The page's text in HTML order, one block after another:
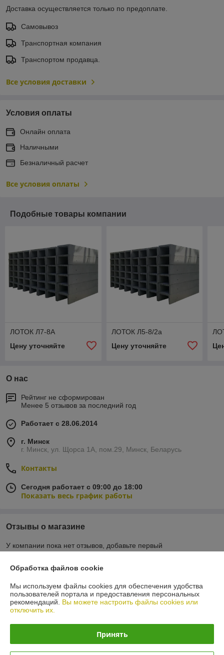
Доставка осуществляется только по предоплате.
Самовывоз
Транспортная компания
Транспортом продавца.
Все условия доставки
Условия оплаты
Онлайн оплата
Наличными
Безналичный расчет
Все условия оплаты
Подобные товары компании
ЛОТОК Л7-8А
Цену уточняйте
ЛОТОК Л5-8/2а
Цену уточняйте
О нас
Рейтинг не сформирован
Менее 5 отзывов за последний год
Работает с 28.06.2014
г. Минск
г. Минск, ул. Щорса 1А, пом.29, Минск, Беларусь
Контакты
Сегодня работает с 09:00 до 18:00
Показать весь график работы
Отзывы о магазине
У компании пока нет отзывов, добавьте первый
О нас
Контакты
График работы
Обработка файлов cookie
Мы используем файлы cookies для обеспечения удобства
пользователей портала и предоставления персональных
рекомендаций. Вы можете настроить файлы cookies или
отключить их.
Принять